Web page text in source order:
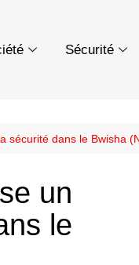
Sécurité
sécurité dans le Bwisha
un
le